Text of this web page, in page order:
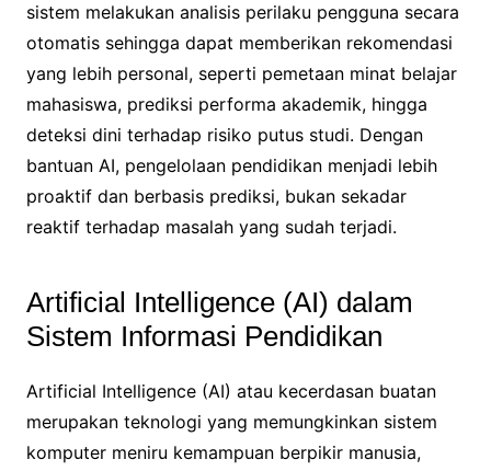
sistem melakukan analisis perilaku pengguna secara
otomatis sehingga dapat memberikan rekomendasi
yang lebih personal, seperti pemetaan minat belajar
mahasiswa, prediksi performa akademik, hingga
deteksi dini terhadap risiko putus studi. Dengan
bantuan AI, pengelolaan pendidikan menjadi lebih
proaktif dan berbasis prediksi, bukan sekadar
reaktif terhadap masalah yang sudah terjadi.
Artificial Intelligence (AI) dalam
Sistem Informasi Pendidikan
Artificial Intelligence (AI) atau kecerdasan buatan
merupakan teknologi yang memungkinkan sistem
komputer meniru kemampuan berpikir manusia,